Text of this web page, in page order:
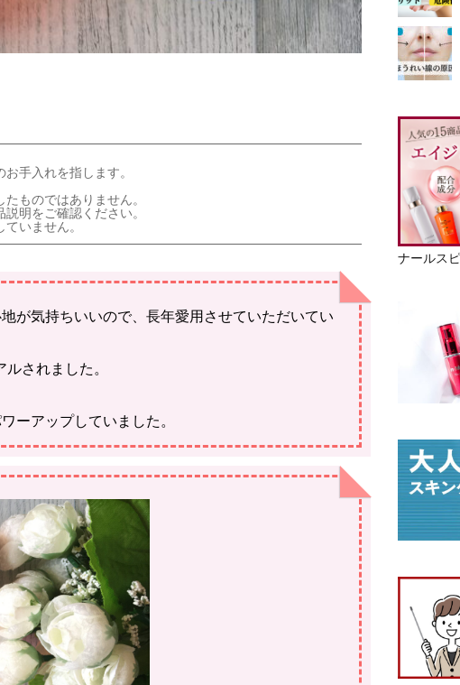
手入れを指します。
ものではありません。
明をご確認ください。
いません。
が気持ちいいので、長年愛用させていただいてい
されました。
ーアップしていました。
ナールス